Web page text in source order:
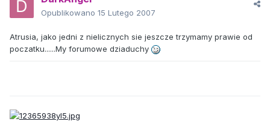
Opublikowano 15 Lutego 2007
Atrusia, jako jedni z nielicznych sie jeszcze trzymamy prawie od
poczatku......My forumowe dziaduchy